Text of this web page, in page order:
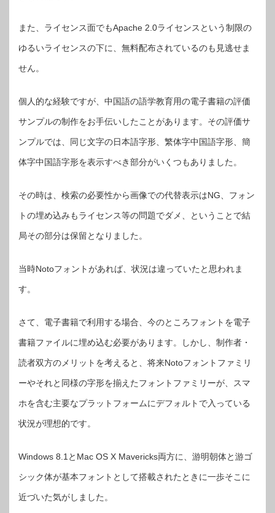
また、ライセンス面でもApache 2.0ライセンスという制限の
ゆるいライセンスの下に、無料配布されているのも見逃せま
せん。
個人的な経験ですが、中国語の語学教育用の電子書籍の評価
サンプルの制作をお手伝いしたことがあります。その評価サ
ンプルでは、同じ文字の日本語字形、繁体字中国語字形、簡
体字中国語字形を表示すべき部分がいくつもありました。
その時は、検索の必要性から画像での代替表示はNG、フォン
トの埋め込みもライセンス等の問題でダメ、ということで結
局その部分は保留となりました。
当時Notoフォントがあれば、状況は違っていたと思われま
す。
さて、電子書籍で利用する場合、今のところフォントを電子
書籍ファイルに埋め込む必要があります。しかし、制作者・
読者双方のメリットを考えると、将来Notoフォントファミリ
ーやそれと同様の字形を揃えたフォントファミリーが、スマ
ホを含む主要なプラットフォームにデフォルトで入っている
状況が理想的です。
Windows 8.1とMac OS X Mavericks両方に、游明朝体と游ゴ
シック体が基本フォントとして搭載されたときに一歩そこに
近づいた気がしました。